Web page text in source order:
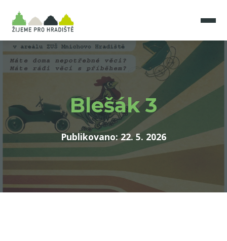
Blešák 3
Publikovano: 22. 5. 2026